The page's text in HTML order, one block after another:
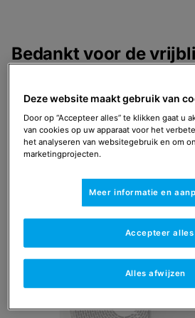
Bedankt voor de
Hartelijk dank voor de aanvraag.
installatiepartner van Remeha
werkdagen contact met je op en
maat.Vrijblijvend.
Benieuwd naar de sterke punten
hybride warmtepomp?Kijk hier.
Deze website maakt gebruik van
Door op “Accepteer alles” te klikken gaat u
van cookies op uw apparaat voor het
het analyseren van websitegebruik en om
marketingprojecten.
Meer informatie en
Alles afwijzen
Accepteer alles